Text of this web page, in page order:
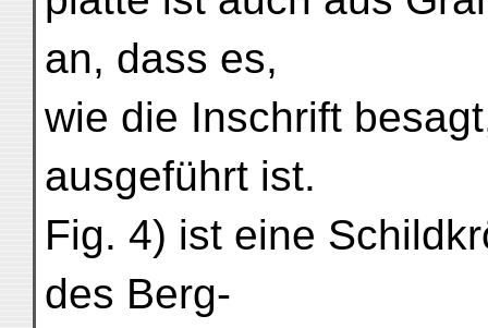
an, dass es,
wie die Inschrift
ausgeführt ist.
Fig. 4) ist eine
des Berg-